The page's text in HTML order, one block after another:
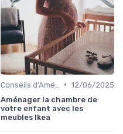
• 12/06/2025
Aménager la chambre de
votre enfant avec les
meubles Ikea